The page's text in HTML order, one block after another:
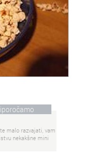
malo razvajati, vam
nekakšne mini